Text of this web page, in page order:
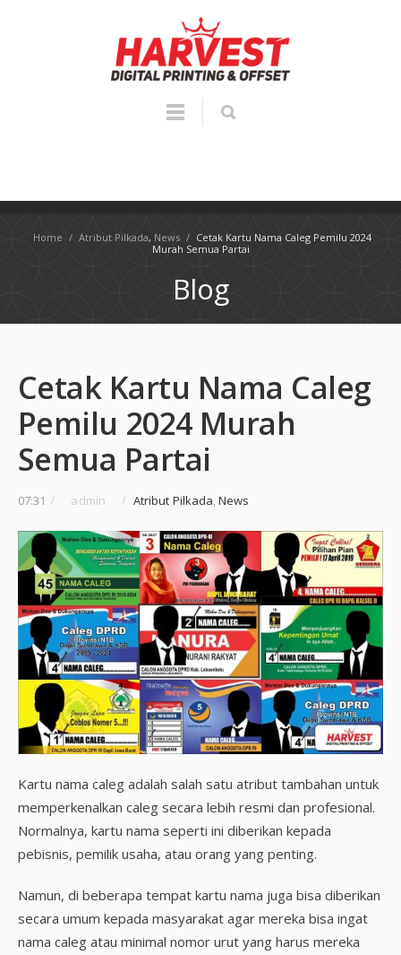
Home / Atribut Pilkada, News / Cetak Kartu Nama Caleg Pemilu 2024
Murah Semua Partai
Blog
Cetak Kartu Nama Caleg
Pemilu 2024 Murah
Semua Partai
07:31 / admin / Atribut Pilkada,News
Kartu nama caleg adalah salah satu atribut tambahan untuk
memperkenalkan caleg secara lebih resmi dan profesional.
Normalnya, kartu nama seperti ini diberikan kepada
pebisnis, pemilik usaha, atau orang yang penting.
Namun, di beberapa tempat kartu nama juga bisa diberikan
secara umum kepada masyarakat agar mereka bisa ingat
nama caleg atau minimal nomor urut yang harus mereka